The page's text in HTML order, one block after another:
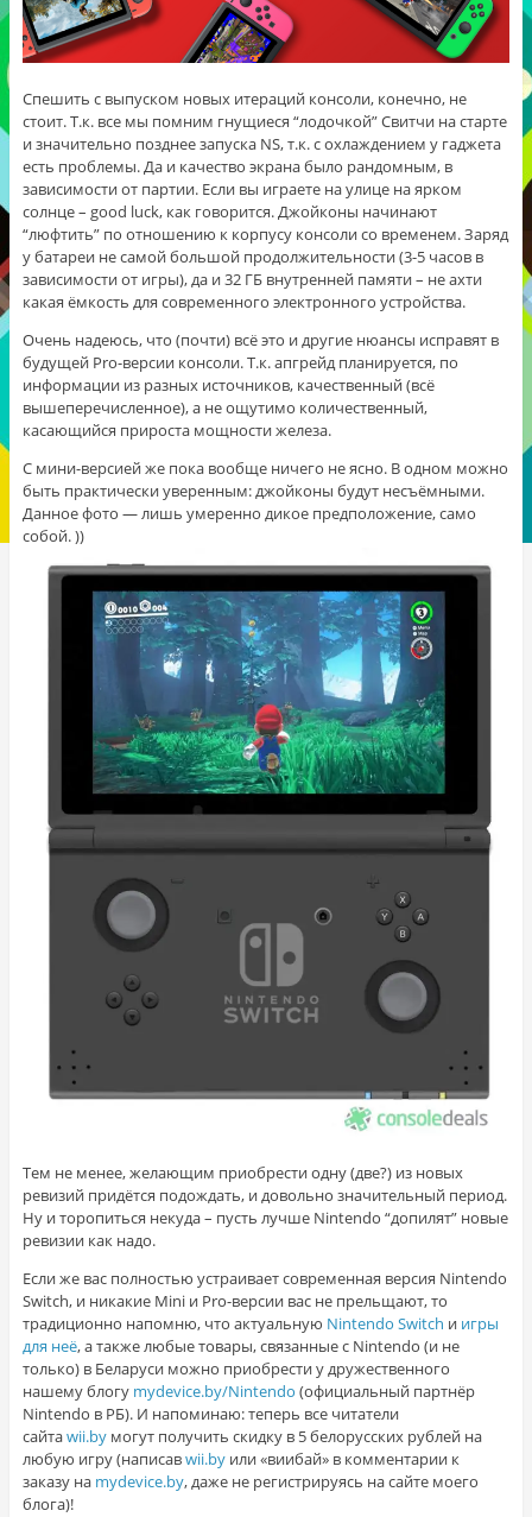
Спешить с выпуском новых итераций консоли, конечно, не
стоит.Т.к. все мы помним гнущиеся “лодочкой” Свитчи на старте
и значительно позднее запуска NS, т.к. с охлаждением у гаджета
есть проблемы. Да и качество экрана было рандомным, в
зависимости от партии. Если вы играете на улице на ярком
солнце – good luck, как говорится. Джойконы начинают
“люфтить” по отношению к корпусу консоли со временем. Заряд
у батареи не самой большой продолжительности (3-5 часов в
зависимости от игры), да и 32 ГБ внутренней памяти – не ахти
какая ёмкость для современного электронного устройства.
Очень надеюсь, что (почти) всё это и другие нюансы исправят в
будущей Pro-версии консоли. Т.к. апгрейд планируется, по
информации из разных источников, качественный (всё
вышеперечисленное), а не ощутимо количественный,
касающийся прироста мощности железа.
С мини-версией же пока вообще ничего не ясно. В одном можно
быть практически уверенным: джойконы будут несъёмными.
Данное фото — лишь умеренно дикое предположение, само
собой. ))
Тем не менее, желающим приобрести одну (две?) из новых
ревизий придётся подождать, и довольно значительный период.
Ну и торопиться некуда – пусть лучше Nintendo “допилят” новые
ревизии как надо.
Если же вас полностью устраивает современная версия Nintendo
Switch, и никакие Mini и Pro-версии вас не прельщают, то
традиционно напомню, что актуальную Nintendo Switch и игры
для неё, а также любые товары, связанные с Nintendo (и не
только) в Беларуси можно приобрести у дружественного
нашему блогу mydevice.by/Nintendo (официальный партнёр
Nintendo в РБ). И напоминаю: теперь все читатели
сайтаwii.byмогут получить скидку в 5 белорусских рублей на
любую игру (написавwii.byили «виибай» в комментарии к
заказу на mydevice.by, даже не регистрируясь на сайте моего
блога)!